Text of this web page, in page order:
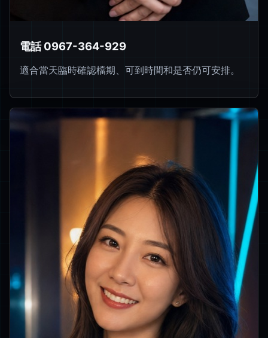
電話 0967-364-929
適合當天臨時確認檔期、可到時間和是否仍可安排。